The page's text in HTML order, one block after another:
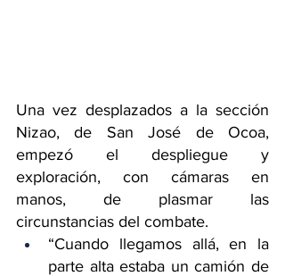
Una vez desplazados a la sección
Nizao, de San José de Ocoa,
empezó el despliegue y
exploración, con cámaras en
manos, de plasmar las
circunstancias del combate.
“Cuando llegamos allá, en la
parte alta estaba un camión de